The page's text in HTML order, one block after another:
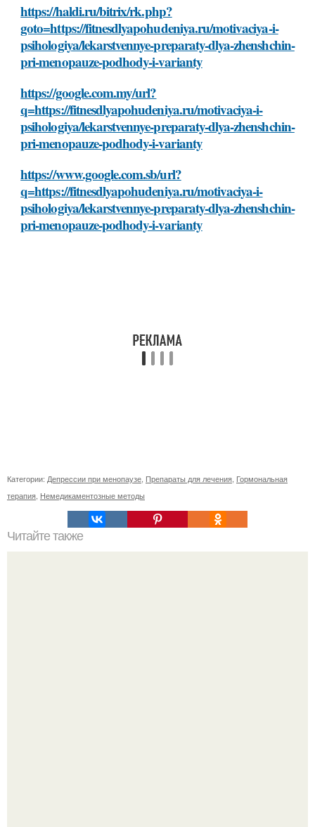
https://haldi.ru/bitrix/rk.php?
goto=https://fitnesdlyapohudeniya.ru/motivaciya-i-
psihologiya/lekarstvennye-preparaty-dlya-zhenshchin-
pri-menopauze-podhody-i-varianty
https://google.com.my/url?
q=https://fitnesdlyapohudeniya.ru/motivaciya-i-
psihologiya/lekarstvennye-preparaty-dlya-zhenshchin-
pri-menopauze-podhody-i-varianty
https://www.google.com.sb/url?
q=https://fitnesdlyapohudeniya.ru/motivaciya-i-
psihologiya/lekarstvennye-preparaty-dlya-zhenshchin-
pri-menopauze-podhody-i-varianty
Категории: Депрессии при менопаузе Препараты для лечения Гормональная
терапия Немедикаментозные методы
Читайте также